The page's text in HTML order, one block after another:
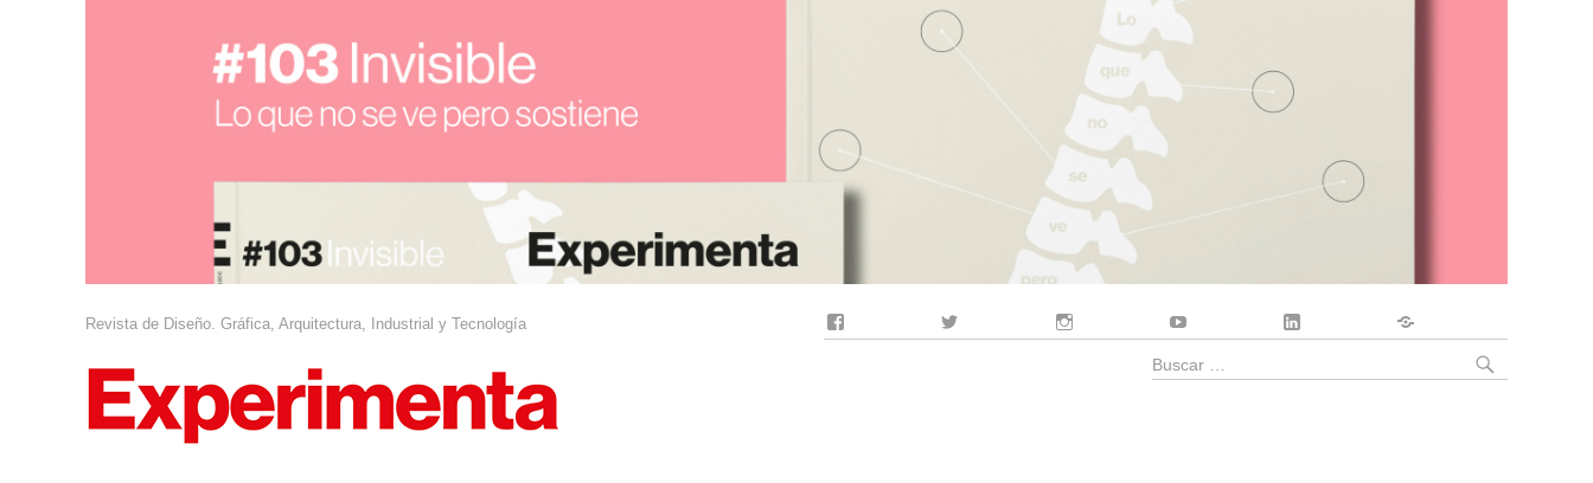
Revista de Diseño. Gráfica, Arquitectura, Industrial y Tecnología
Buscar